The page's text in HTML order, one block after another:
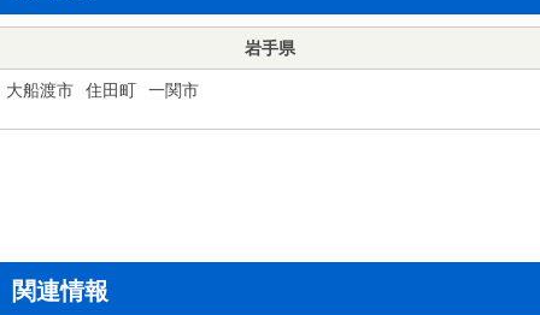
岩手県
大船渡市 住田町 一関市
関連情報